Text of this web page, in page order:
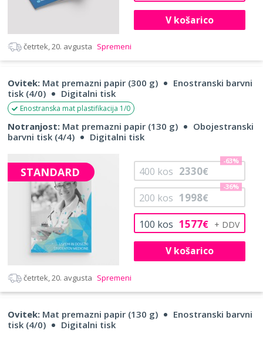
V košarico
četrtek, 20. avgusta Spremeni
Ovitek: Mat premazni papir (300 g)
Enostranski barvni
tisk (4/0)
Digitalni tisk
Enostranska mat plastifikacija 1/0
Notranjost: Mat premazni papir (130 g)
Obojestranski
barvni tisk (4/4)
Digitalni tisk
STANDARD
100 kos 1577€
200 kos 1998€
-36%
400 kos 2330€
-63%
V košarico
četrtek, 20. avgusta Spremeni
Ovitek: Mat premazni papir (130 g)
Enostranski barvni
tisk (4/0)
Digitalni tisk